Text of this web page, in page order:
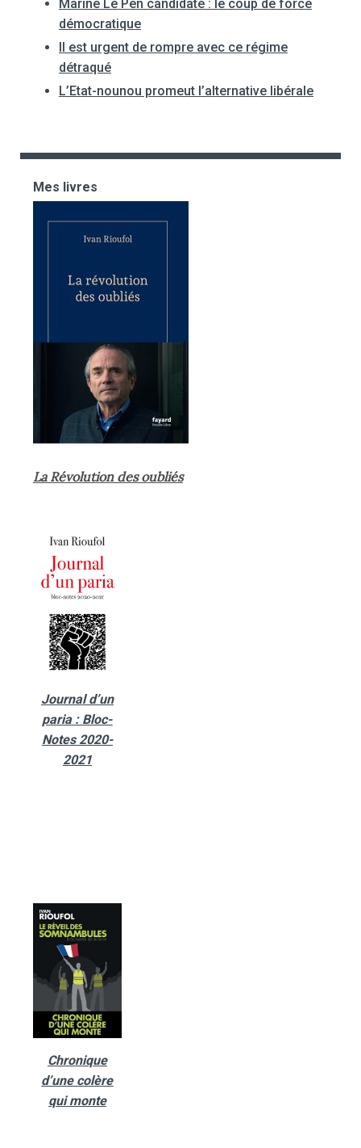
Marine Le Pen candidate : le coup de force
démocratique
Il est urgent de rompre avec ce régime
détraqué
L’Etat-nounou promeut l’alternative libérale
Mes livres
La Révolution des oubliés
Journal d’un
paria : Bloc-
Notes 2020-
2021
Chronique
d’une colère
qui monte